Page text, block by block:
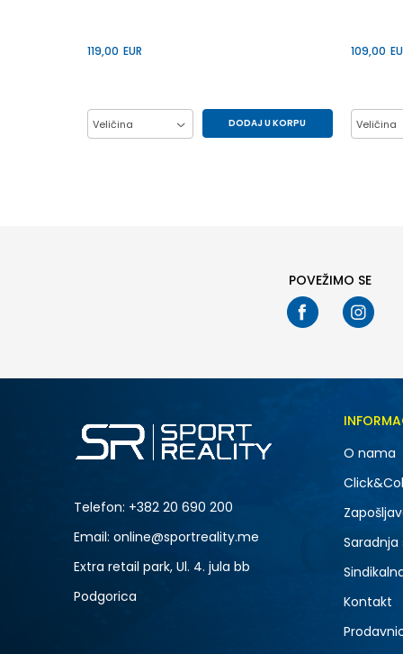
119,00 EUR
Veličina DODAJ U KORPU
109,00
Veličina
POVEŽIMO SE
Telefon: +382 20 690 200
Email: online@sportreality.me
Extra retail park, Ul. 4. jula bb
Podgorica
O nama
Kontakt